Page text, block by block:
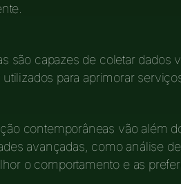
são capazes de coletar dados
para aprimorar
contemporâneas vão além
avançadas, como análise
o comportamento e as